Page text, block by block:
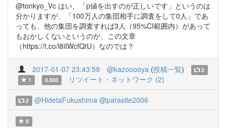
@tonkyo_Vc はい、「p値を出すのが正しいです」というのは
分かりますが、「100万人の集団相手に調査をして0人」であ
っても、他の集団を調査すれば3人（95%CI範囲内）があって
もおかしくないというのが、この文章
（https://t.co/l8iIWcfQtU）なのでは？
2017-01-07 23:43:59 @kazooooya (投稿一覧)
2
1
0.000 リツイート・ネットワーク (2)
2 @HidetaFukushima @parasite2006
0